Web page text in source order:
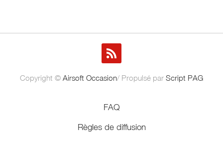
Copyright © Airsoft Occasion/ Propulsé par Script PAG
FAQ
Règles de diffusion